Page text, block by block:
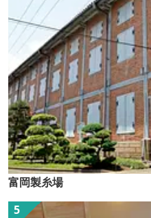
富岡製糸場